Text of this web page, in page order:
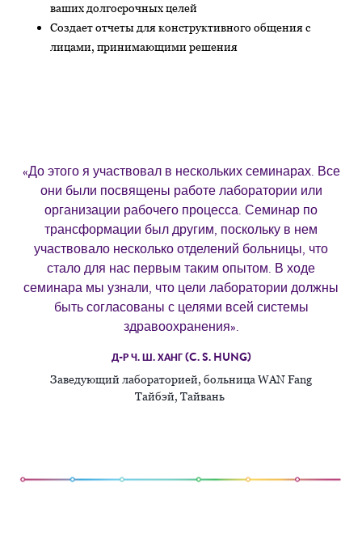
ваших долгосрочных целей
Создает отчеты для конструктивного общения с
лицами, принимающими решения
«До этого я участвовал в нескольких семинарах. Все
они были посвящены работе лаборатории или
организации рабочего процесса. Семинар по
трансформации был другим, поскольку в нем
участвовало несколько отделений больницы, что
стало для нас первым таким опытом. В ходе
семинара мы узнали, что цели лаборатории должны
быть согласованы с целями всей системы
здравоохранения».
Д-Р Ч. Ш. ХАНГ (C. S. HUNG)
Заведующий лабораторией, больница WAN Fang
Тайбэй, Тайвань